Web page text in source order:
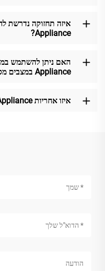
Appliance?
Appliance במצבים מסחריים?
איזו אחריות Luoqi Appliance מספקת על חמם חדר גז?